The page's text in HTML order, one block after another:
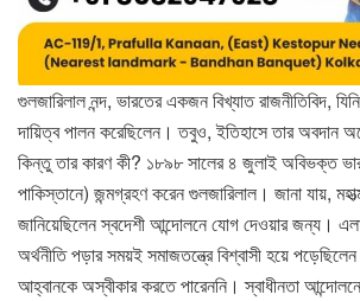
গুলজারিলাল নন্দ, ভারতের একজন বিখ্যাত রাজনীতিবিদ, যিনি
দায়িত্ব পালন করেছিলেন। তবুও, ইতিহাসে তার অবদান
কিন্তু তার কারণ কী? ১৮৯৮ সালের ৪ জুলাই অবিভক্ত
পাকিস্তানে) জন্মগ্রহণ করেন গুলজারিলাল। জানা যায়,
জানিয়েছিলেন স্বদেশী আন্দোলনে যোগ দেওয়ার জন্য।
অর্থনীতি পড়ার সময়ই সমাজতন্ত্রে বিশ্বাসী হয়ে
আহ্বানকে অস্বীকার করতে পারেননি। স্বাধীনতা